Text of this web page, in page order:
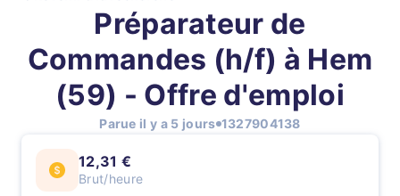
Préparateur de
Commandes (h/f) à Hem
(59) - Offre d'emploi
Parue il y a 5 jours 1327904138
12,31 €
Brut/heure